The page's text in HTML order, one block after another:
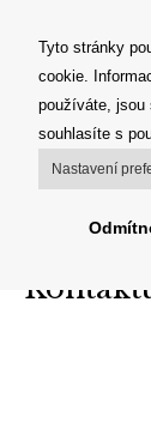
Tyto stránky
cookie.
používáte, jsou
souhlasíte s
Nastavení
Zadejte prosím